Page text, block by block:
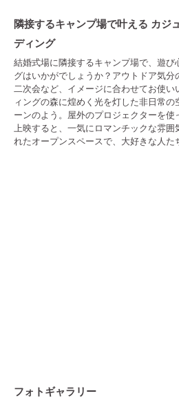
隣接するキャンプ場で叶える カジ
ディング
結婚式場に隣接するキャンプ場で、遊び
グはいかがでしょうか？アウトドア気
二次会など、イメージに合わせてお使
ィングの森に煌めく光を灯した非日常
ーンのよう。屋外のプロジェクターを
上映すると、一気にロマンチックな雰囲
れたオープンスペースで、大好きな人た
フォトギャラリー